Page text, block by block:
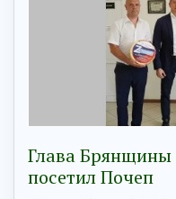
Глава Брянщины
посетил Почеп